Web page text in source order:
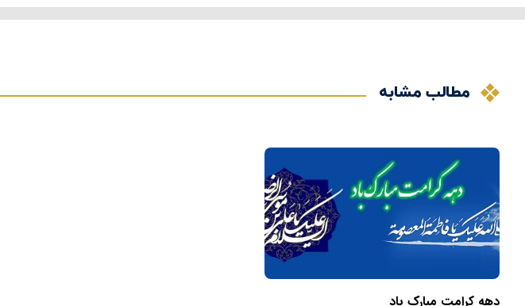
مطالب مشابه
دهه کرامت مبارک باد